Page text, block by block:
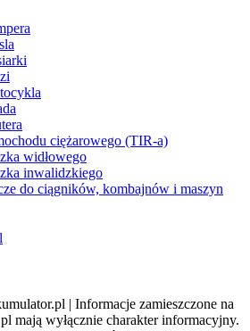
ciężarowego (TIR-a)
widłowego
inwalidzkiego
do ciągników, kombajnów i maszyn
| Informacje zamieszczone na
mają wyłącznie charakter informacyjny.